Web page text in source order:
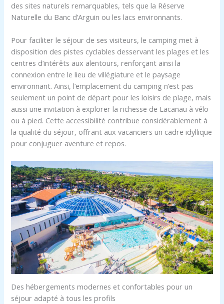
des sites naturels remarquables, tels que la Réserve
Naturelle du Banc d’Arguin ou les lacs environnants.
Pour faciliter le séjour de ses visiteurs, le camping met à
disposition des pistes cyclables desservant les plages et les
centres d’intérêts aux alentours, renforçant ainsi la
connexion entre le lieu de villégiature et le paysage
environnant. Ainsi, l’emplacement du camping n’est pas
seulement un point de départ pour les loisirs de plage, mais
aussi une invitation à explorer la richesse de Lacanau à vélo
ou à pied. Cette accessibilité contribue considérablement à
la qualité du séjour, offrant aux vacanciers un cadre idyllique
pour conjuguer aventure et repos.
Des hébergements modernes et confortables pour un
séjour adapté à tous les profils